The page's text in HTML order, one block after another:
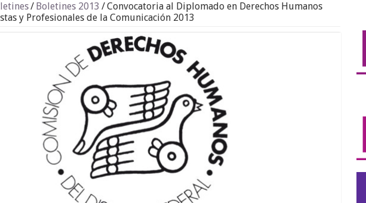
/ Boletines 2013 /Convocatoria al Diplomado en Derechos Humanos
y Profesionales de la Comunicación 2013